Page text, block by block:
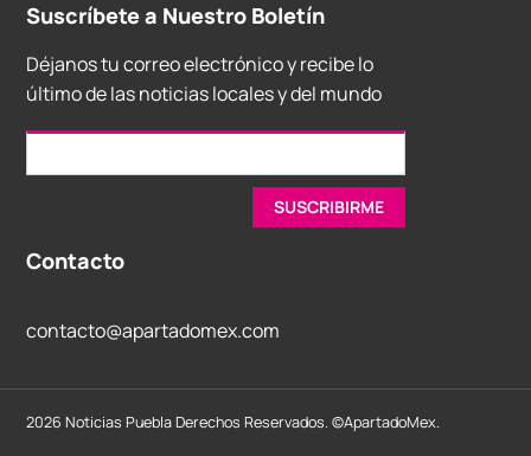
Suscríbete a Nuestro Boletín
Déjanos tu correo electrónico y recibe lo
último de las noticias locales y del mundo
Contacto
contacto@apartadomex.com
2026 Noticias Puebla Derechos Reservados. ©ApartadoMex.